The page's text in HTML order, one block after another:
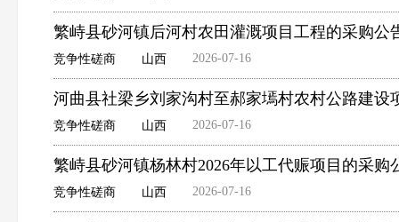
繁峙县砂河镇后河村农田灌溉项目工程的采购公
竞争性磋商 山西 2026-07-16
河曲县社梁乡刘家沟村至郝家墕村农村公路建设
竞争性磋商 山西 2026-07-16
繁峙县砂河镇杨林村2026年以工代赈项目的采购
竞争性磋商 山西 2026-07-16